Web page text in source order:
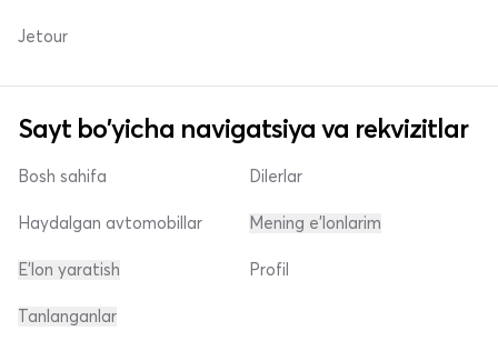
Jetour
Sayt bo'yicha navigatsiya va rekvizitlar
Bosh sahifa
Haydalgan avtomobillar
E'lon yaratish
Dilerlar
Mening e'lonlarim
Profil
Tanlanganlar